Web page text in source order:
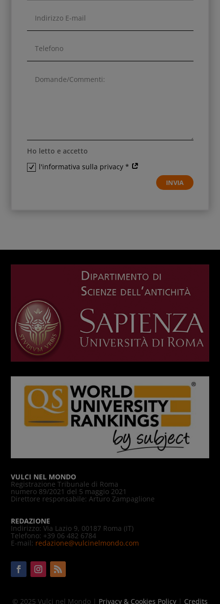
Ho letto e accetto
l'informativa sulla privacy *
INVIA
VULCI NEL MONDO
Registrazione Tribunale di Roma
numero 89/2021 del 5 maggio 2021
Direttore responsabile: Arturo Zampaglione
REDAZIONE
Indirizzo: Via Lazio 9, 00187 Roma (IT)
Telefono: +39 06 482 6784
E-mail: redazione@vulcinelmondo.com
© 2025 Vulci nel Mondo | Privacy & Cookies Policy | Credits